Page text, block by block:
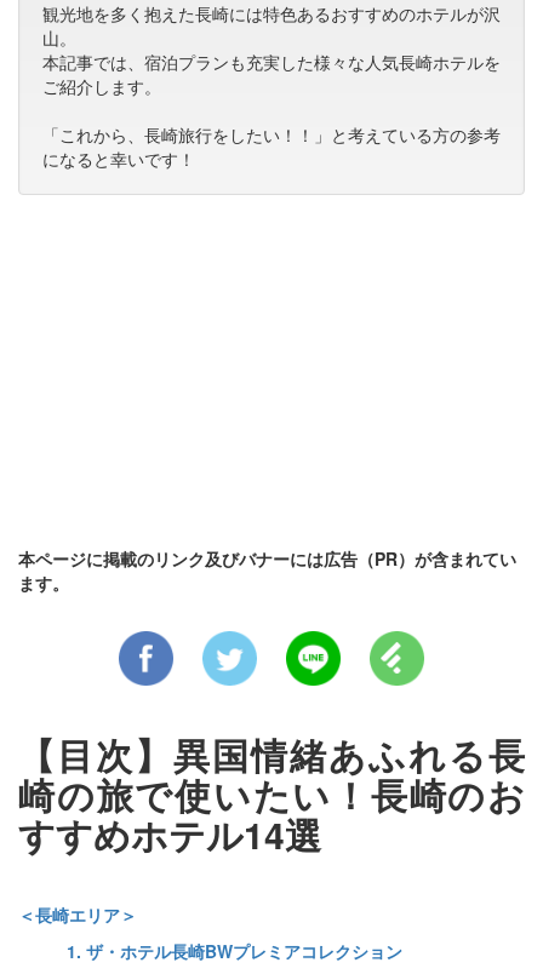
観光地を多く抱えた長崎には特色あるおすすめのホテルが沢
山。
本記事では、宿泊プランも充実した様々な人気長崎ホテルを
ご紹介します。
「これから、長崎旅行をしたい！！」と考えている方の参考
になると幸いです！
本ページに掲載のリンク及びバナーには広告（PR）が含まれてい
ます。
【目次】異国情緒あふれる長
崎の旅で使いたい！長崎のお
すすめホテル14選
＜長崎エリア＞
1. ザ・ホテル長崎BWプレミアコレクション